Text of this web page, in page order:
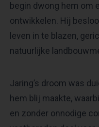
begin dwong hem om
ontwikkelen. Hij
leven in te blazen,
natuurlijke
Jaring’s droom was
hem blij maakte,
en zonder onnodige